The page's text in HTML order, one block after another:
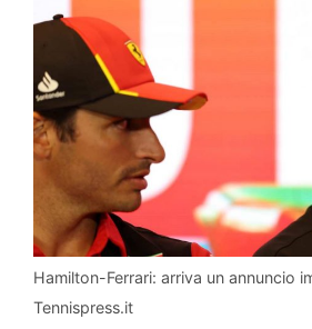
Hamilton-Ferrari: arriva un annuncio
Tennispress.it